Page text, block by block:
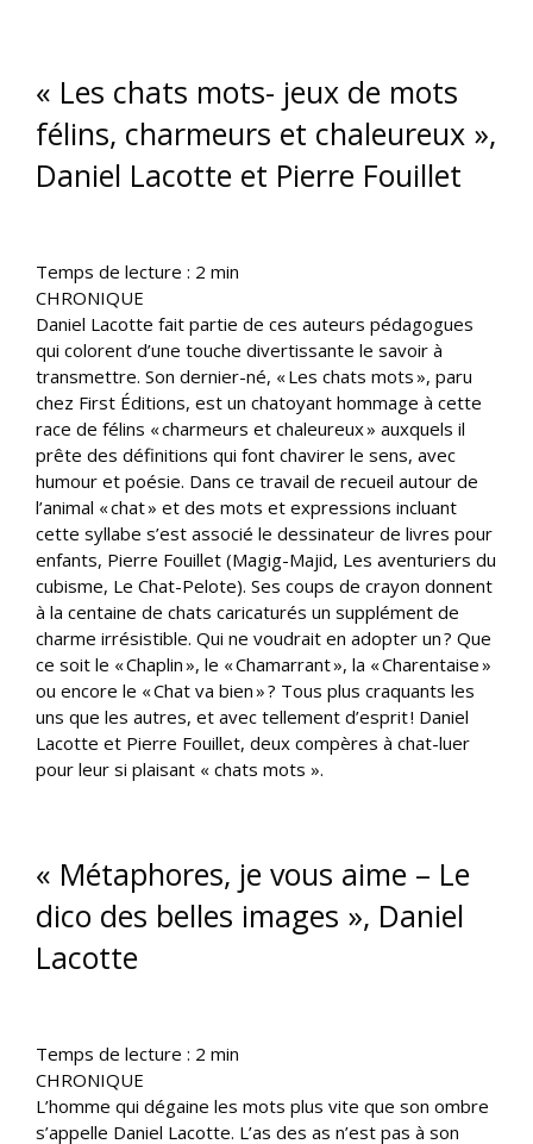
« Les chats mots- jeux de mots
félins, charmeurs et chaleureux »,
Daniel Lacotte et Pierre Fouillet
Temps de lecture : 2 min
CHRONIQUE
Daniel Lacotte fait partie de ces auteurs pédagogues
qui colorent d’une touche divertissante le savoir à
transmettre. Son dernier-né, « Les chats mots », paru
chez First Éditions, est un chatoyant hommage à cette
race de félins « charmeurs et chaleureux » auxquels il
prête des définitions qui font chavirer le sens, avec
humour et poésie. Dans ce travail de recueil autour de
l’animal « chat » et des mots et expressions incluant
cette syllabe s’est associé le dessinateur de livres pour
enfants, Pierre Fouillet (Magig-Majid, Les aventuriers du
cubisme, Le Chat-Pelote). Ses coups de crayon donnent
à la centaine de chats caricaturés un supplément de
charme irrésistible. Qui ne voudrait en adopter un ? Que
ce soit le « Chaplin », le « Chamarrant », la « Charentaise »
ou encore le « Chat va bien » ? Tous plus craquants les
uns que les autres, et avec tellement d’esprit ! Daniel
Lacotte et Pierre Fouillet, deux compères à chat-luer
pour leur si plaisant « chats mots ».
« Métaphores, je vous aime – Le
dico des belles images », Daniel
Lacotte
Temps de lecture : 2 min
CHRONIQUE
L’homme qui dégaine les mots plus vite que son ombre
s’appelle Daniel Lacotte. L’as des as n’est pas à son